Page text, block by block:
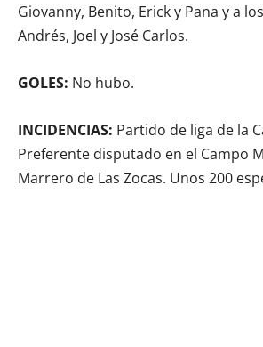
Giovanny, Benito, Erick y Pana y a
Andrés, Joel y José Carlos.
GOLES: No hubo.
INCIDENCIAS: Partido de liga de la
Preferente disputado en el Campo
Marrero de Las Zocas. Unos 200